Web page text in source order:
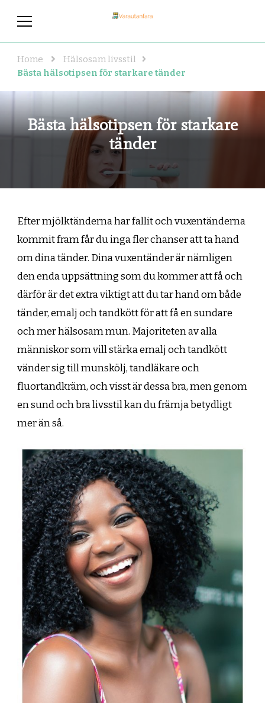
Home
Hälsosam livsstil
Bästa hälsotipsen för starkare tänder
Bästa hälsotipsen för starkare
tänder
Efter mjölktänderna har fallit och vuxentänderna
kommit fram får du inga fler chanser att ta hand
om dina tänder. Dina vuxentänder är nämligen
den enda uppsättning som du kommer att få och
därför är det extra viktigt att du tar hand om både
tänder, emalj och tandkött för att få en sundare
och mer hälsosam mun. Majoriteten av alla
människor som vill stärka emalj och tandkött
vänder sig till munskölj, tandläkare och
fluortandkräm, och visst är dessa bra, men genom
en sund och bra livsstil kan du främja betydligt
mer än så.